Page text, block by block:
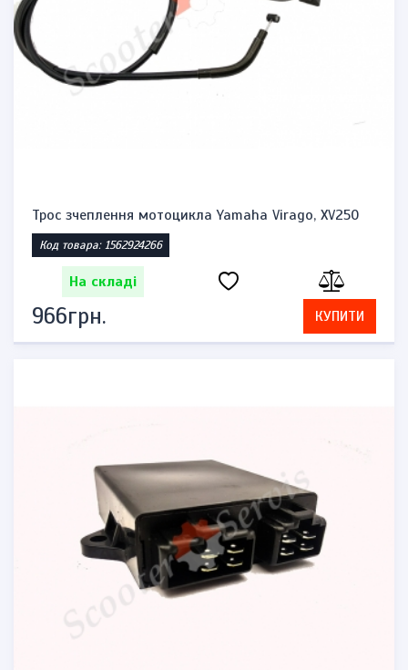
Трос зчеплення мотоцикла Yamaha Virago, XV250
Код товара: 1562924266
На складі
966грн. КУПИТИ